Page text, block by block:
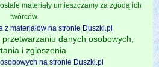
materiały umieszczamy za zgodą ich
twórców.
z materiałów na stronie Duszki.pl
danych osobowych,
i zgloszenia
na stronie Duszki.pl